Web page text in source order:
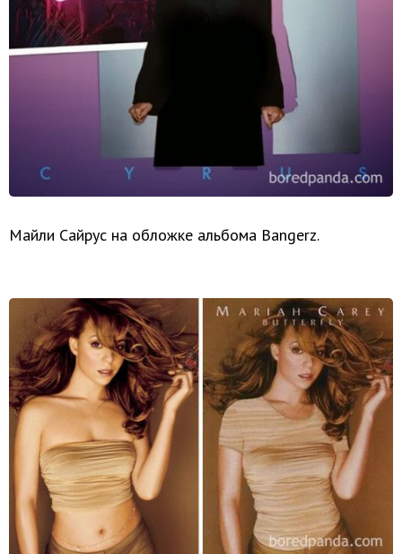
Майли Сайрус на обложке альбома Bangerz.